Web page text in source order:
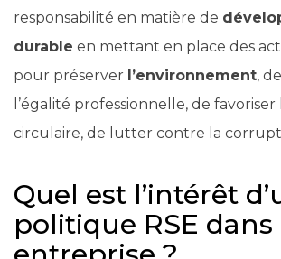
responsabilité en matière de
durable en mettant en place des
pour préserver l’environnement,
l’égalité professionnelle, de favoriser
circulaire, de lutter contre la
Quel est l’intérêt
politique RSE